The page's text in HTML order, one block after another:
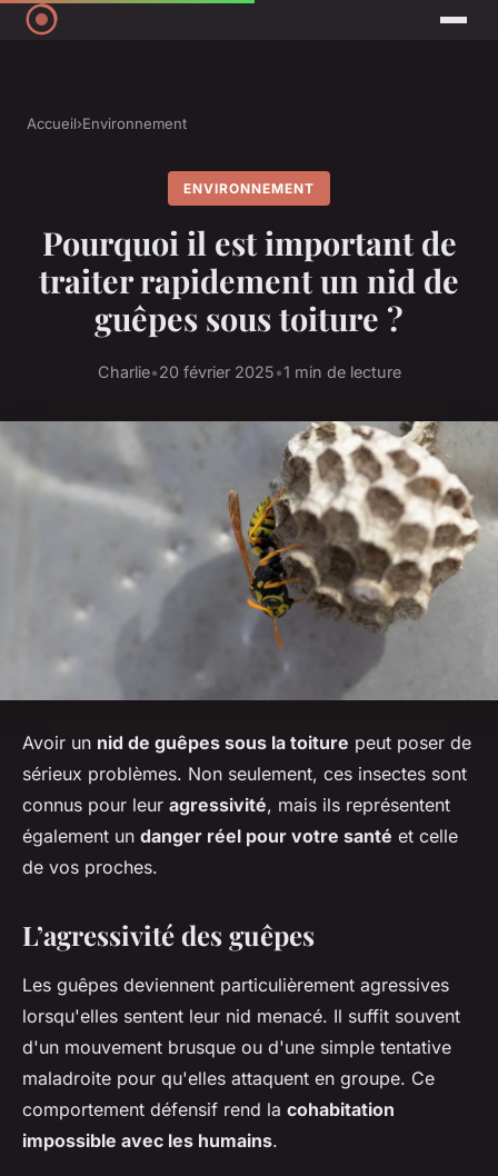
Accueil›Environnement
ENVIRONNEMENT
Pourquoi il est important de
traiter rapidement un nid de
guêpes sous toiture ?
Charlie•20 février 2025•1 min de lecture
Avoir un nid de guêpes sous la toiture peut poser de
sérieux problèmes. Non seulement, ces insectes sont
connus pour leur agressivité, mais ils représentent
également un danger réel pour votre santé et celle
de vos proches.
L’agressivité des guêpes
Les guêpes deviennent particulièrement agressives
lorsqu'elles sentent leur nid menacé. Il suffit souvent
d'un mouvement brusque ou d'une simple tentative
maladroite pour qu'elles attaquent en groupe. Ce
comportement défensif rend la cohabitation
impossible avec les humains.